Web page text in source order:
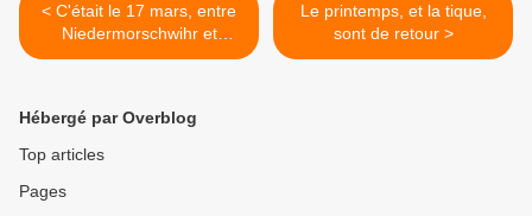
< C'était le 17 mars, entre
Niedermorschwihr et
Ammerschwihr, avec les
Le printemps, et la tique,
sont de retour >
Hébergé par Overblog
Top articles
Pages